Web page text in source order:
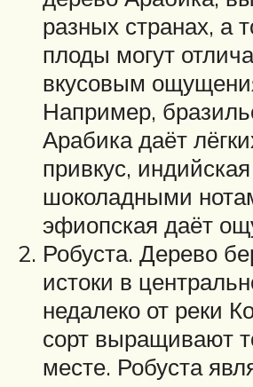
разных странах, а
плоды могут
вкусовым
Например,
Арабика даёт
привкус,
шоколадными
эфиопская даёт
Робуста. Дерево
истоки в
недалеко от реки
сорт выращивают
месте. Робуста